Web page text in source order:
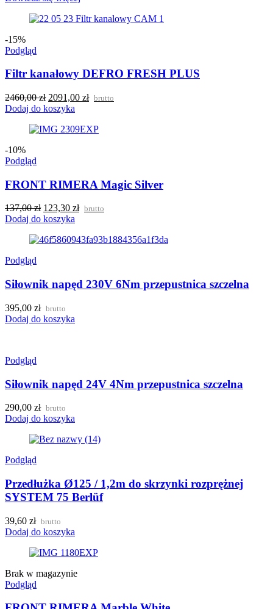
-15%
Podgląd
Filtr kanałowy DEFRO FRESH PLUS
2460,00zł 2091,00 zł brutto
Dodaj do koszyka
-10%
Podgląd
FRONT RIMERA Magic Silver
137,00zł 123,30 zł brutto
Dodaj do koszyka
Podgląd
Siłownik napęd 230V 6Nm przepustnica szczelna
395,00 zł brutto
Dodaj do koszyka
Podgląd
Siłownik napęd 24V 4Nm przepustnica szczelna
290,00 zł brutto
Dodaj do koszyka
Podgląd
Przedłużka Ø125 / 1,2m do skrzynki rozprężnej
SYSTEM 75 Berlüf
39,60 zł brutto
Dodaj do koszyka
Brak w magazynie
Podgląd